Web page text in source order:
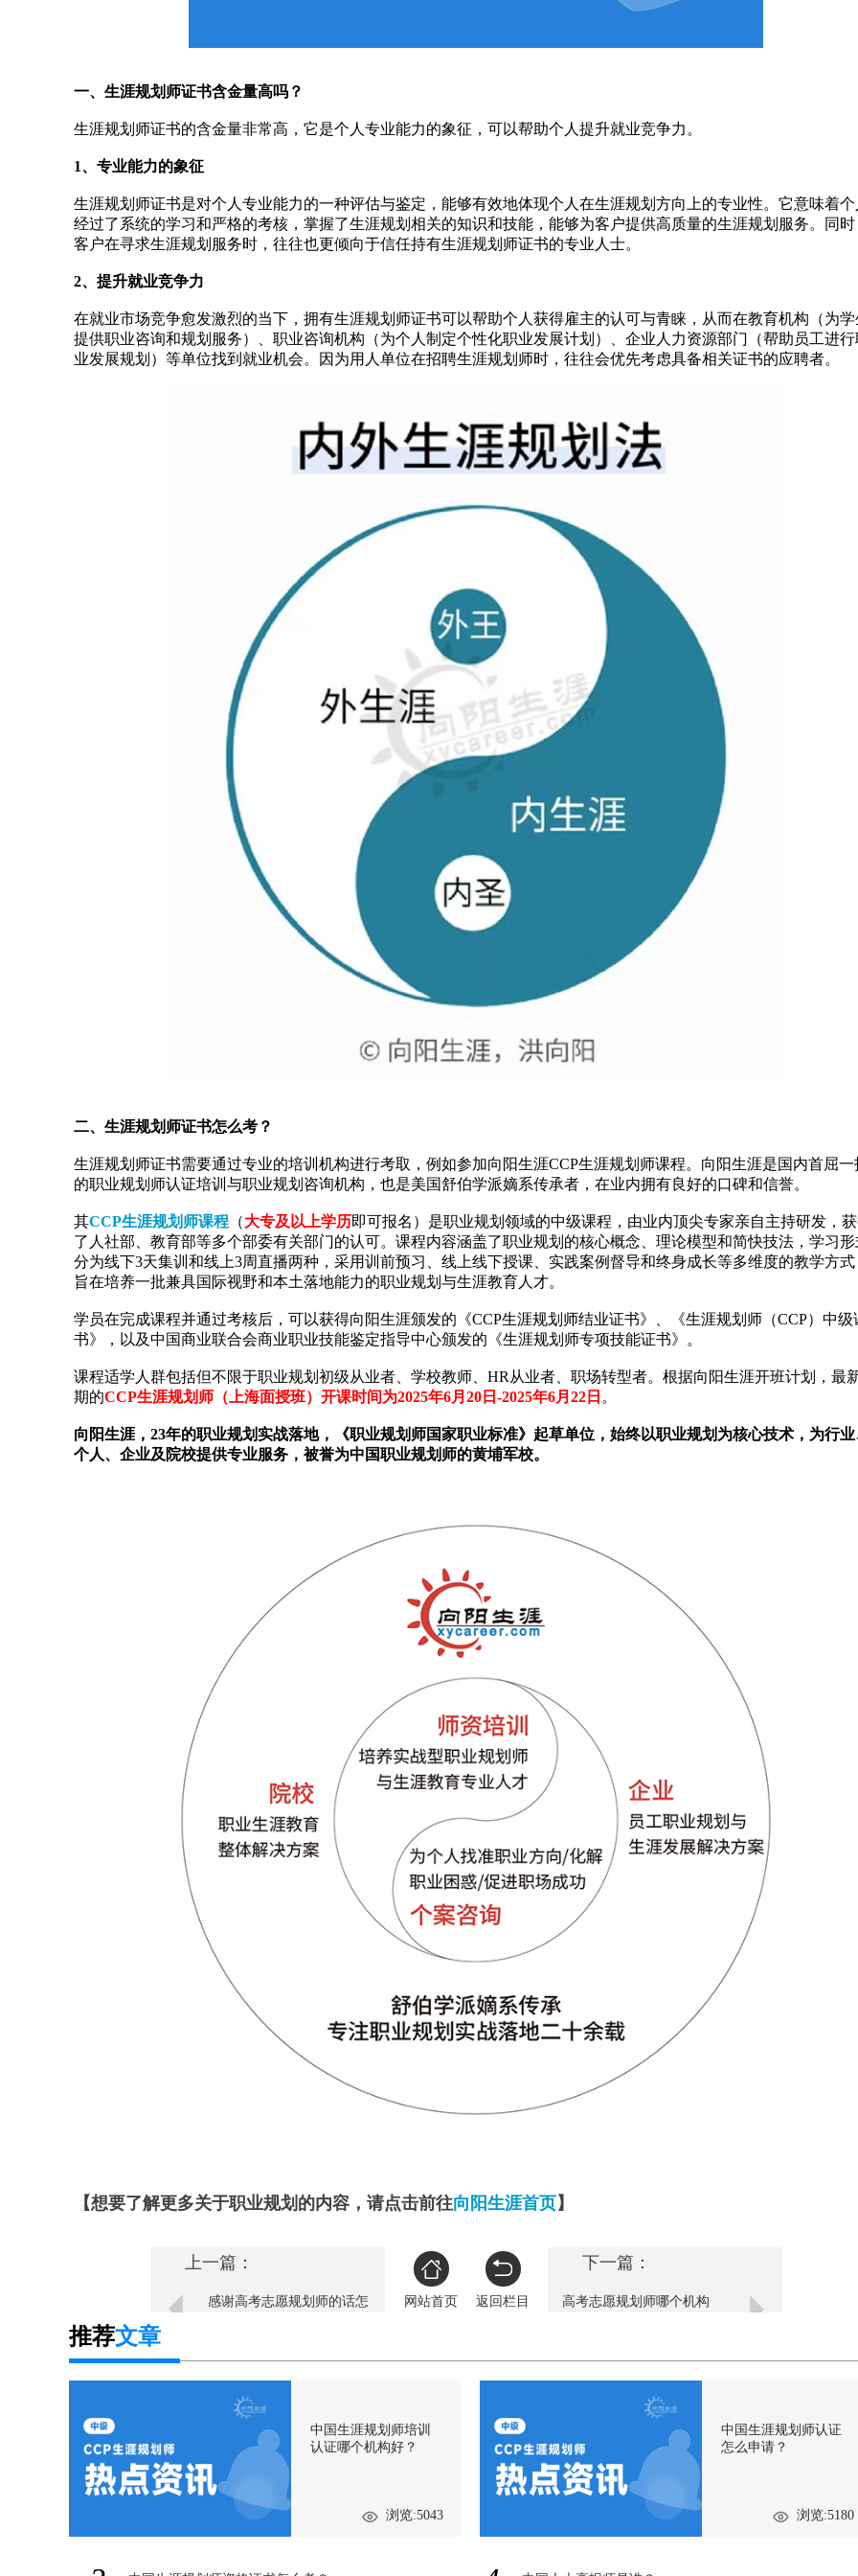
一、生涯规划师证书含金量高吗？
生涯规划师证书的含金量非常高，它是个人专业能力的象征，可以帮助个人提升就业竞争力。
1、专业能力的象征
生涯规划师证书是对个人专业能力的一种评估与鉴定，‌能够有效地体现个人在生涯规划方向上的专业性。它意味着个
经过了系统的学习和严格的考核，掌握了生涯规划相关的知识和技能，能够为客户提供高质量的生涯规划服务。同时
客户在寻求生涯规划服务时，往往也更倾向于信任持有生涯规划师证书的专业人士。‌
2、提升就业竞争力
在就业市场竞争愈发激烈的当下，拥有生涯规划师证书可以帮助个人获得雇主的认可与青睐，从而在教育机构（为学
提供职业咨询和规划服务）、职业咨询机构（为个人制定个性化职业发展计划）、企业人力资源部门（帮助员工进行
业发展规划）等单位找到就业机会。因为用人单位在招聘生涯规划师时，往往会优先考虑具备相关证书的应聘者。
二、生涯规划师证书怎么考？
生涯规划师证书需要通过专业的培训机构进行考取，例如参加向阳生涯CCP生涯规划师课程。向阳生涯是国内首屈一
的职业规划师认证培训与职业规划咨询机构，也是美国舒伯学派嫡系传承者，在业内拥有良好的口碑和信誉。
其CCP生涯规划师课程 （大专及以上学历即可报名）是职业规划领域的中级课程，由业内顶尖专家亲自主持研发，
了人社部、教育部等多个部委有关部门的认可。课程内容涵盖了职业规划的核心概念、理论模型和简快技法，学习形
分为线下3天集训和线上3周直播两种，采用训前预习、线上线下授课、实践案例督导和终身成长等多维度的教学方式
旨在培养一批兼具国际视野和本土落地能力的职业规划与生涯教育人才。
学员在完成课程并通过考核后，可以获得向阳生涯颁发的《CCP生涯规划师结业证书》、《生涯规划师（CCP）中级
书》，以及中国商业联合会商业职业技能鉴定指导中心颁发的《生涯规划师专项技能证书》。
课程适学人群包括但不限于职业规划初级从业者、学校教师、HR从业者、职场转型者。根据向阳生涯开班计划，最
期的CCP生涯规划师（上海面授班）开课时间为2025年6月20日-2025年6月22日 。
向阳生涯，23年的职业规划实战落地，《职业规划师国家职业标准》起草单位，始终以职业规划为核心技术，为行业
个人、企业及院校提供专业服务，被誉为中国职业规划师的黄埔军校。
【想要了解更多关于职业规划的内容，请点击前往向阳生涯首页】
上一篇：
感谢高考志愿规划师的话怎
网站首页 返回栏目
下一篇：
高考志愿规划师哪个机构
推荐文章
中国生涯规划师培训
认证哪个机构好？
浏览:5043
中国生涯规划师认证
怎么申请？
浏览:5180